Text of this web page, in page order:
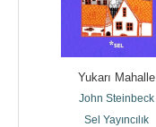
Yukarı Mahalle
John Steinbeck
Sel Yayıncılık